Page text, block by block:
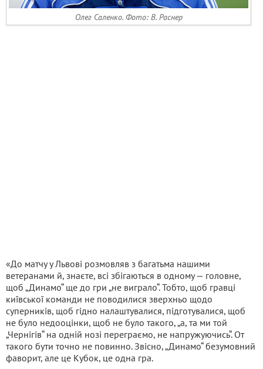
Олег Саленко. Фото: В. Раснер
«До матчу у Львові розмовляв з багатьма нашими
ветеранами й, знаєте, всі збігаються в одному — головне,
щоб „Динамо“ ще до гри „не виграло“. Тобто, щоб гравці
київської команди не поводилися зверхньо щодо
суперників, щоб гідно налаштувалися, підготувалися, щоб
не було недооцінки, щоб не було такого, „а, та ми той
„Чернігів“ на одній нозі переграємо, не напружуючись“. От
такого бути точно не повинно. Звісно, „Динамо“ безумовний
фаворит, але це Кубок, це одна гра.